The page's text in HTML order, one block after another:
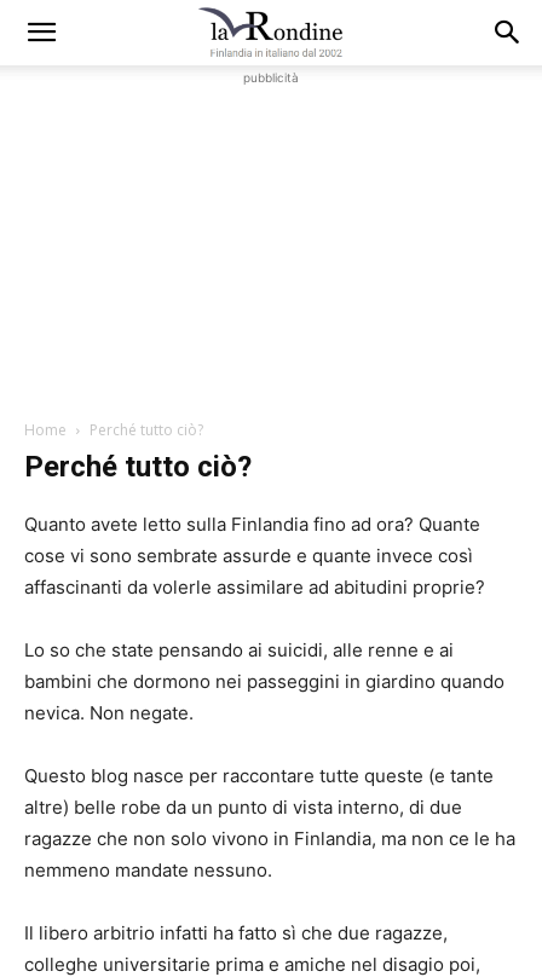
pubblicità
Home Perché tutto ciò?
Perché tutto ciò?
Quanto avete letto sulla Finlandia fino ad ora? Quante
cose vi sono sembrate assurde e quante invece così
affascinanti da volerle assimilare ad abitudini proprie?
Lo so che state pensando ai suicidi, alle renne e ai
bambini che dormono nei passeggini in giardino quando
nevica. Non negate.
Questo blog nasce per raccontare tutte queste (e tante
altre) belle robe da un punto di vista interno, di due
ragazze che non solo vivono in Finlandia, ma non ce le ha
nemmeno mandate nessuno.
Il libero arbitrio infatti ha fatto sì che due ragazze,
colleghe universitarie prima e amiche nel disagio poi,